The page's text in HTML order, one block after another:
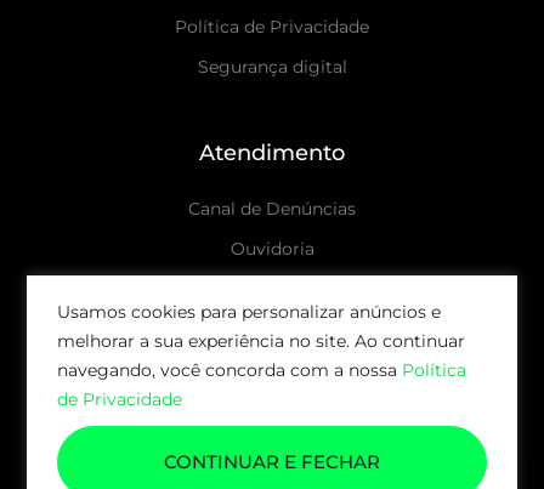
Usamos cookies para personalizar anúncios e
melhorar a sua experiência no site. Ao continuar
navegando, você concorda com a nossa Política
de Privacidade
CONTINUAR E FECHAR
Política de Privacidade
Segurança digital
Atendimento
Canal de Denúncias
Ouvidoria
© 2026 AUDAX CAPITAL | TODOS OS DIREITOS